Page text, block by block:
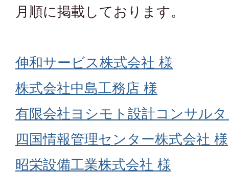
月順に掲載しております。
伸和サービス株式会社 様
株式会社中島工務店 様
有限会社ヨシモト設計コンサル
四国情報管理センター株式会社 様
昭栄設備工業株式会社 様